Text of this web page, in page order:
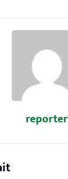
reporter